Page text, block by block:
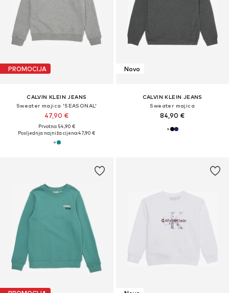
PROMOCIJA
CALVIN KLEIN JEANS
Sweater majica 'SEASONAL'
47,90 €
Prvotno: 54,90 €
Posljednja najniža cijena:47,90 €
Novo
CALVIN KLEIN JEANS
Sweater majica
84,90 €